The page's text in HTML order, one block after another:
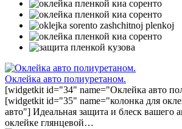
Оклейка авто полиуретаном.
[widgetkit id="34" name="Оклейка авто
[widgetkit id="35" name="колонка для
авто"] Идеальная защита и блеск вашего
оклейке глянцевой…